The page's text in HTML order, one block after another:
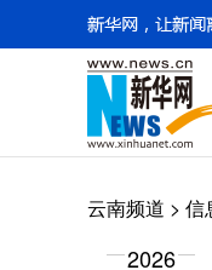
云南频道 > 信
2026